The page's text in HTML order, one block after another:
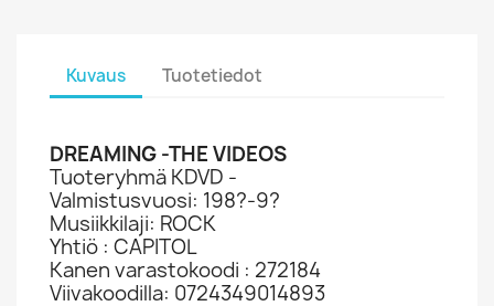
Kuvaus Tuotetiedot
DREAMING -THE VIDEOS
Tuoteryhmä KDVD -
Valmistusvuosi: 198?-9?
Musiikkilaji: ROCK
Yhtiö : CAPITOL
Kanen varastokoodi : 272184
Viivakoodilla: 0724349014893